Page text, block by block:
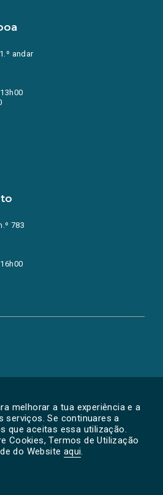
melhorar a tua experiência e a
serviços. Se continuares a
que aceitas essa utilização.
Cookies, Termos de Utilização
do Website aqui.
andar
783
2026